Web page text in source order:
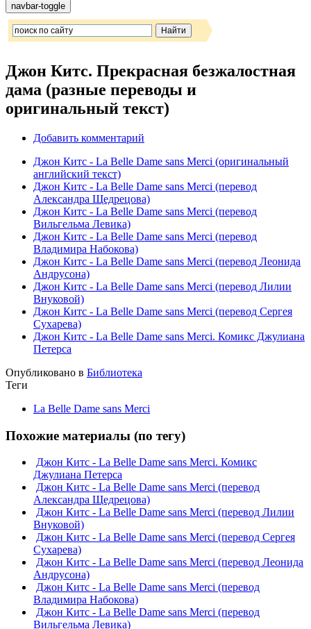
navbar-toggle
Джон Китс. Прекрасная безжалостная
дама (разные переводы и
оригинальный текст)
Добавить комментарий
Джон Китс - La Belle Dame sans Merci (оригинальный
английский текст)
Джон Китс - La Belle Dame sans Merci (перевод
Александра Щедрецова)
Джон Китс - La Belle Dame sans Merci (перевод
Вильгельма Левика)
Джон Китс - La Belle Dame sans Merci (перевод
Владимира Набокова)
Джон Китс - La Belle Dame sans Merci (перевод Леонида
Андрусона)
Джон Китс - La Belle Dame sans Merci (перевод Лилии
Внуковой)
Джон Китс - La Belle Dame sans Merci (перевод Сергея
Сухарева)
Джон Китс - La Belle Dame sans Merci. Комикс Джулиана
Петерса
Опубликовано в Библиотека
Теги
La Belle Dame sans Merci
Похожие материалы (по тегу)
Джон Китс - La Belle Dame sans Merci. Комикс
Джулиана Петерса
Джон Китс - La Belle Dame sans Merci (перевод
Александра Щедрецова)
Джон Китс - La Belle Dame sans Merci (перевод Лилии
Внуковой)
Джон Китс - La Belle Dame sans Merci (перевод Сергея
Сухарева)
Джон Китс - La Belle Dame sans Merci (перевод Леонида
Андрусона)
Джон Китс - La Belle Dame sans Merci (перевод
Владимира Набокова)
Джон Китс - La Belle Dame sans Merci (перевод
Вильгельма Левика)